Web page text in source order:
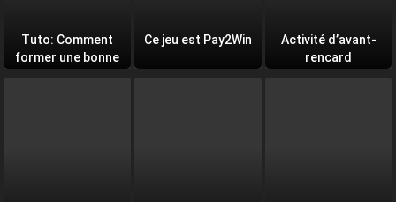
Tuto: Comment
former une bonne
Ce jeu est Pay2Win
Activité d’avant-
rencard